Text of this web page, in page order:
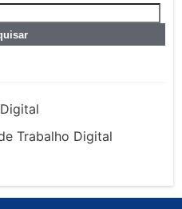
Trabalho Digital